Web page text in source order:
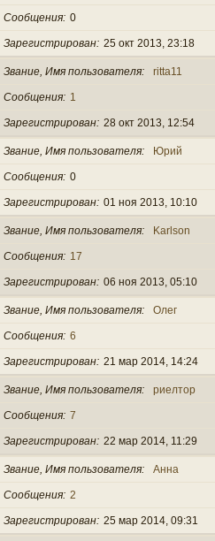
Сообщения 0
Зарегистрирован 25 окт 2013, 23:18
Звание, Имя пользователя ritta11
Сообщения 1
Зарегистрирован 28 окт 2013, 12:54
Звание, Имя пользователя Юрий
Сообщения 0
Зарегистрирован 01 ноя 2013, 10:10
Звание, Имя пользователя Karlson
Сообщения 17
Зарегистрирован 06 ноя 2013, 05:10
Звание, Имя пользователя Олег
Сообщения 6
Зарегистрирован 21 мар 2014, 14:24
Звание, Имя пользователя риелтор
Сообщения 7
Зарегистрирован 22 мар 2014, 11:29
Звание, Имя пользователя Анна
Сообщения 2
Зарегистрирован 25 мар 2014, 09:31